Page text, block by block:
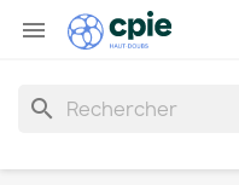

search